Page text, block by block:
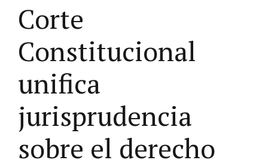
Corte
Constitucional
unifica
jurisprudencia
sobre el derecho